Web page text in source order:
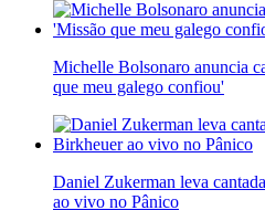
Michelle Bolsonaro anuncia
que meu galego confiou'
Daniel Zukerman leva
ao vivo no Pânico